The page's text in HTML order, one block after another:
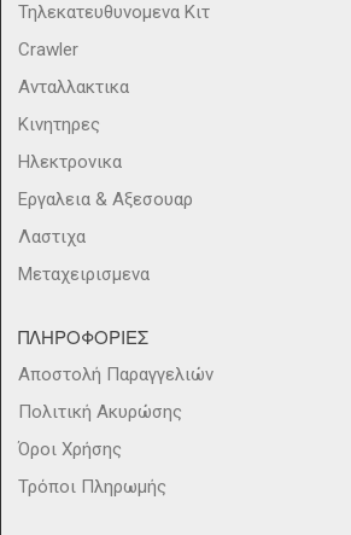
Τηλεκατευθυνομενα Κιτ
Crawler
Ανταλλακτικα
Κινητηρες
Ηλεκτρονικα
Εργαλεια & Αξεσουαρ
Λαστιχα
Μεταχειρισμενα
ΠΛΗΡΟΦΟΡΙΕΣ
Αποστολή Παραγγελιών
Πολιτική Ακυρώσης
Όροι Χρήσης
Τρόποι Πληρωμής